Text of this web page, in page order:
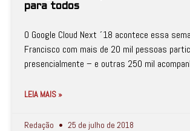
para todos
O Google Cloud Next ´18 acontece essa
Francisco com mais de 20 mil pessoas
presencialmente – e outras 250 mil
LEIA MAIS »
Redação 25 de julho de 2018